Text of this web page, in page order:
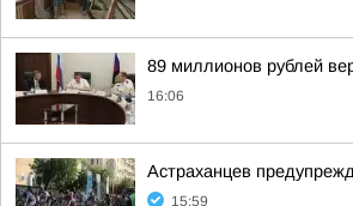
89 миллионов рублей
16:06
Астраханцев
15:59